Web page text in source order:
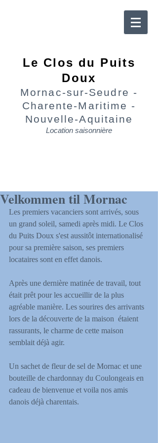
Le Clos du Puits
Doux
Mornac-sur-Seudre -
Charente-Maritime -
Nouvelle-Aquitaine
Location saisonnière
Velkommen til Mornac
Les premiers vacanciers sont arrivés, sous
un grand soleil, samedi après midi. Le Clos
du Puits Doux s'est aussitôt internationalisé
pour sa première saison, ses premiers
locataires sont en effet danois.
Après une dernière matinée de travail, tout
était prêt pour les accueillir de la plus
agréable manière. Les sourires des arrivants
lors de la découverte de la maison  étaient
rassurants, le charme de cette maison
semblait déjà agir.
Un sachet de fleur de sel de Mornac et une
bouteille de chardonnay du Coulongeais en
cadeau de bienvenue et voila nos amis
danois déjà charentais.